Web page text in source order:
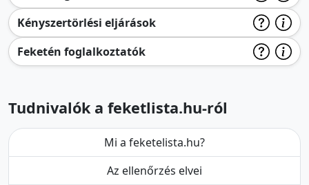
Kényszertörlési eljárások
Feketén foglalkoztatók
Tudnivalók a feketlista.hu-ról
Mi a feketelista.hu?
Az ellenőrzés elvei